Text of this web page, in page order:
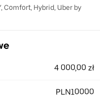
Comfort, Hybrid, Uber by
4 000,00 zł
PLN10000